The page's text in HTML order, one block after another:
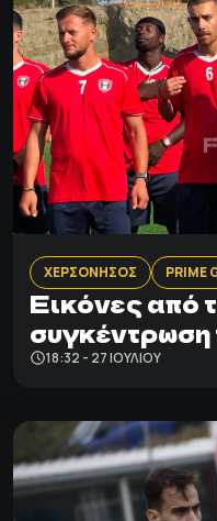
ΧΕΡΣΟΝΗΣΟΣ PRIME
Εικόνες από
18:32 - 27 ΙΟΥΛΊΟΥ